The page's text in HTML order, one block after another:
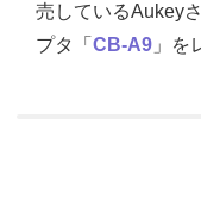
売しているAukey
プタ「 CB-A9 」を